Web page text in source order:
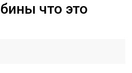
что это